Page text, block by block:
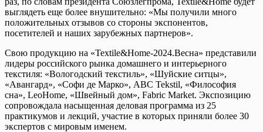
выглядеть еще более внушительно: «Мы получили много
положительных отзывов со стороны экспонентов,
посетителей и наших зарубежных партнеров».
Свою продукцию на «Textile&Home-2024.Весна» представили
лидеры российского рынка домашнего и интерьерного
текстиля: «Вологодский текстиль», «Шуйские ситцы»,
«Авангард», «Софи де Марко», ABC Tekstil, «Философия
сна», LeoHome, «Швейный дом», Fabric Market. Экспозицию
сопровождала насыщенная деловая программа из 25
практикумов и лекций, участие в которых приняли более 30
экспертов с мировым именем.